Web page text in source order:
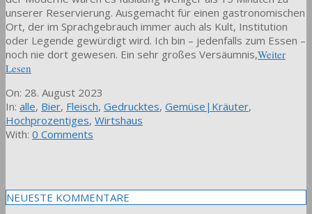
unserer Reservierung. Ausgemacht für einen gastronomischen
Ort, der im Sprachgebrauch immer auch als Kult, Institution
oder Legende gewürdigt wird. Ich bin – jedenfalls zum Essen –
noch nie dort gewesen. Ein sehr großes Versäumnis,Weiter
Lesen
2023-
08-
28
On: 28. August 2023
In: alle, Bier, Fleisch, Gedrucktes, Gemüse|Kräuter,
Hochprozentiges, Wirtshaus
With: 0 Comments
NEUESTE KOMMENTARE